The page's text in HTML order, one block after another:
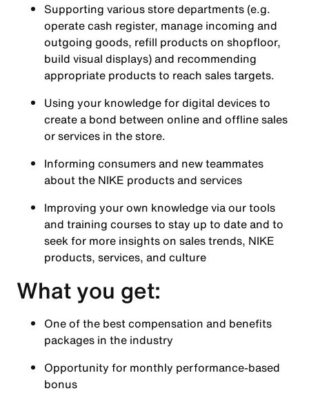
Supporting various store departments (e.g.
operate cash register, manage incoming and
outgoing goods, refill products on shopfloor,
build visual displays) and recommending
appropriate products to reach sales targets.
Using your knowledge for digital devices to
create a bond between online and offline sales
or services in the store.
Informing consumers and new teammates
about the NIKE products and services
Improving your own knowledge via our tools
and training courses to stay up to date and to
seek for more insights on sales trends, NIKE
products, services, and culture
What you get:
One of the best compensation and benefits
packages in the industry
Opportunity for monthly performance-based
bonus